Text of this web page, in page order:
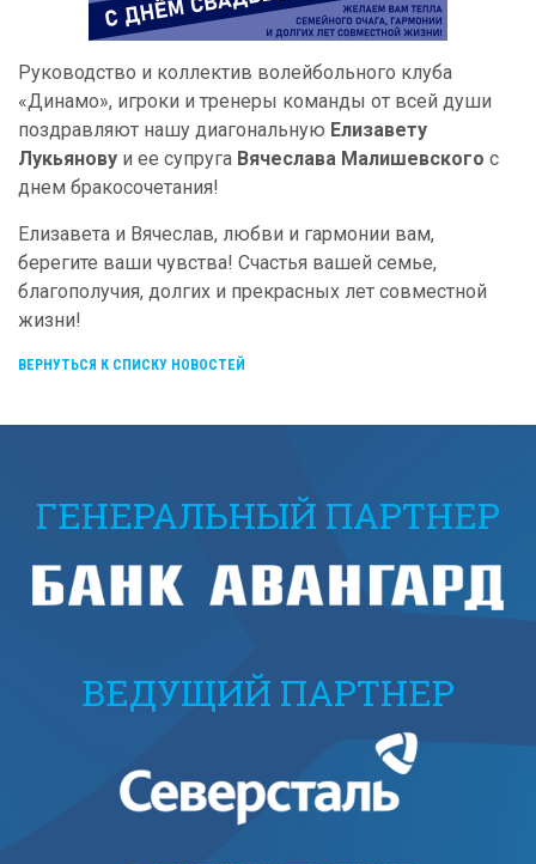
Руководство и коллектив волейбольного клуба
«Динамо», игроки и тренеры команды от всей души
поздравляют нашу диагональную Елизавету
Лукьянову и ее супруга Вячеслава Малишевского с
днем бракосочетания!
Елизавета и Вячеслав, любви и гармонии вам,
берегите ваши чувства! Счастья вашей семье,
благополучия, долгих и прекрасных лет совместной
жизни!
ВЕРНУТЬСЯ К СПИСКУ НОВОСТЕЙ
ГЕНЕРАЛЬНЫЙ ПАРТНЕР
ВЕДУЩИЙ ПАРТНЕР